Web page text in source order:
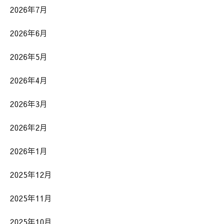
2026年7月
2026年6月
2026年5月
2026年4月
2026年3月
2026年2月
2026年1月
2025年12月
2025年11月
2025年10月